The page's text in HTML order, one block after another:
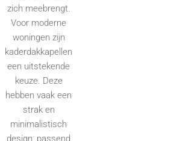
zich meebrengt.
Voor moderne
woningen zijn
kaderdakkapellen
een uitstekende
keuze. Deze
hebben vaak een
strak en
minimalistisch
design, passend